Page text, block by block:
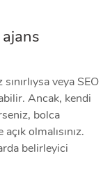
veya SEO
Ancak, kendi
bolca
olmalısınız.
belirleyici